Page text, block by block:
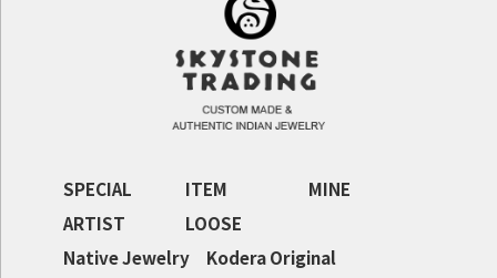
SPECIAL ITEM
MINE
ARTIST
LOOSE
Native Jewelry
Kodera Original